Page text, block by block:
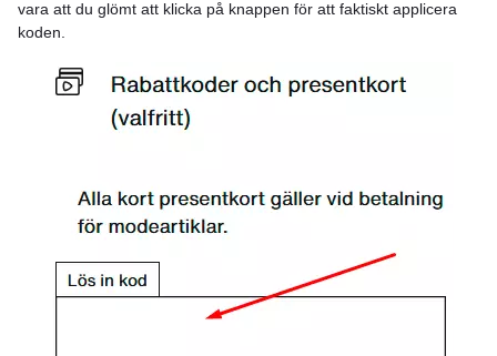
vara att du glömt att klicka på knappen för att faktiskt applicera
koden.